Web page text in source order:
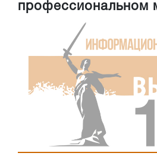
профессиональном